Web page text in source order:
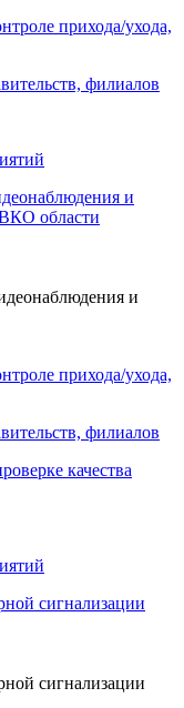
прихода/ухода,
филиалов
и
области
и
прихода/ухода,
филиалов
качества
сигнализации
сигнализации